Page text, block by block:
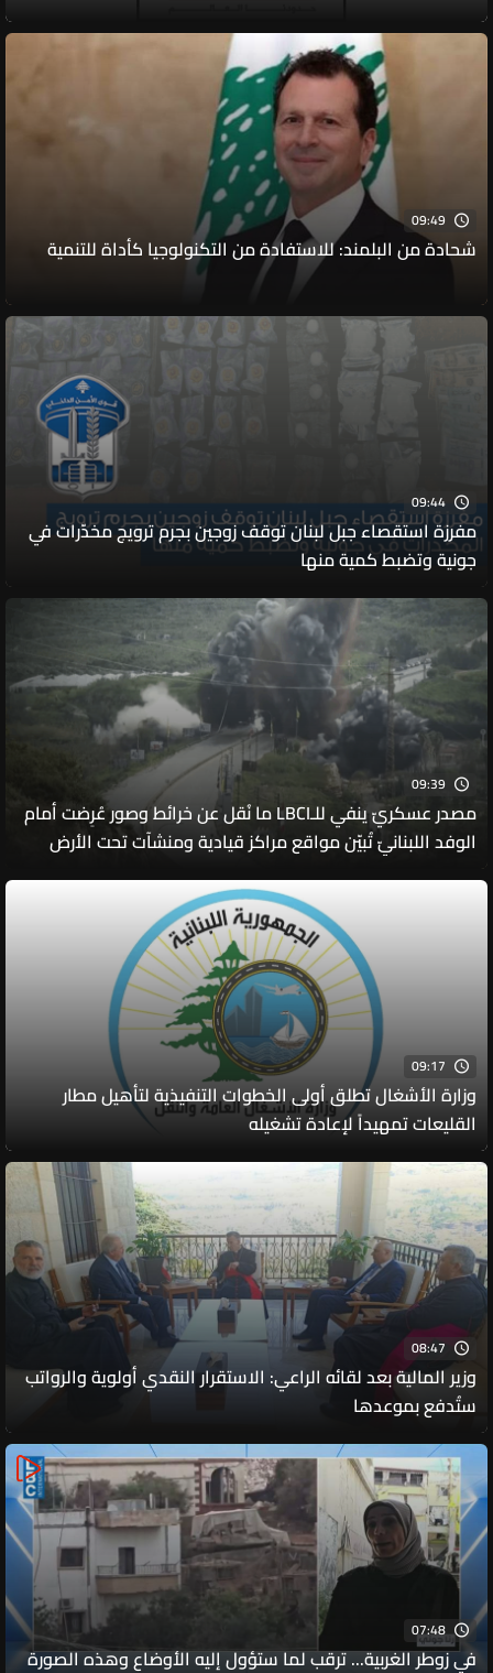
09:49
شحادة من البلمند: للاستفادة من التكنولوجيا كأداة للتنمية
09:44
مفرزة استقصاء جبل لبنان توقف زوجين بجرم ترويج مخدّرات في
جونية وتضبط كمية منها
09:39
مصدر عسكريّ ينفي للـLBCI ما نُقل عن خرائط وصور عُرِضت أمام
الوفد اللبنانيّ تُبيّن مواقع مراكز قيادية ومنشآت تحت الأرض
09:17
وزارة الأشغال تطلق أولى الخطوات التنفيذية لتأهيل مطار
القليعات تمهيداً لإعادة تشغيله
08:47
وزير المالية بعد لقائه الراعي: الاستقرار النقدي أولوية والرواتب
ستُدفع بموعدها
07:48
في زوطر الغربية... ترقب لما ستؤول إليه الأوضاع وهذه الصورة